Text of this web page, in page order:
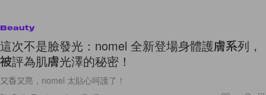
Beauty
這次不是臉發光：nomel 全新登場身體護膚系列，
被評為肌膚光澤的秘密！
又香又亮，nomel 太貼心呵護了！